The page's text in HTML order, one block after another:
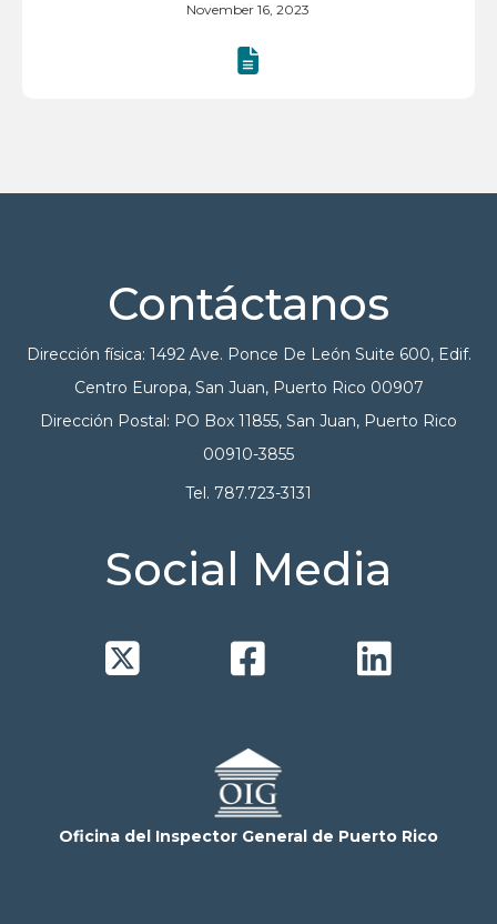
November 16, 2023
Contáctanos
Dirección física: 1492 Ave. Ponce De León Suite 600, Edif.
Centro Europa, San Juan, Puerto Rico 00907
Dirección Postal: PO Box 11855, San Juan, Puerto Rico
00910-3855
Tel. 787.723-3131
Social Media
  
Oficina del Inspector General de Puerto Rico